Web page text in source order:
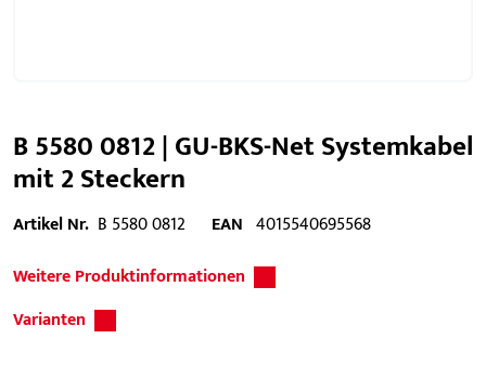
B 5580 0812 | GU-BKS-Net Systemkabel
mit 2 Steckern
Artikel Nr. B 5580 0812 EAN 4015540695568
Weitere Produktinformationen
Varianten